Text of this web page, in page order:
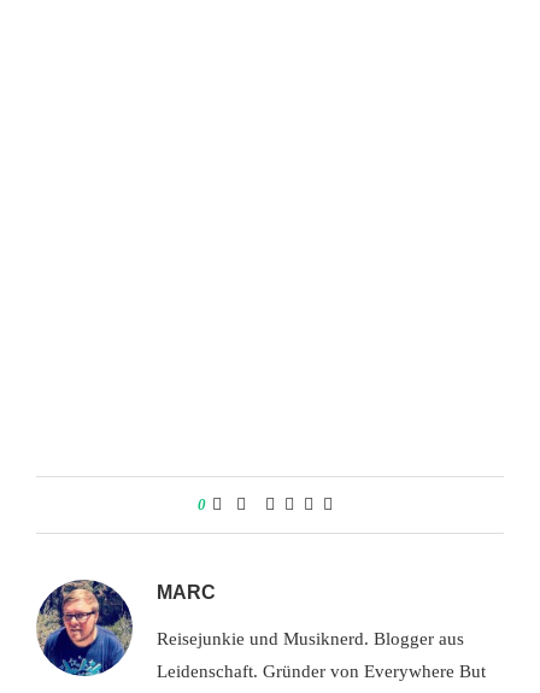
0
MARC
Reisejunkie und Musiknerd. Blogger aus
Leidenschaft. Gründer von Everywhere But